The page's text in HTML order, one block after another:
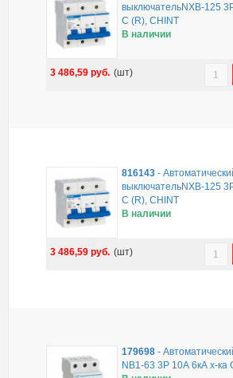
выключательNXB-125
C (R), CHINT
В наличии
3 486,59руб. (шт)
816143 -
выключательNXB-125
C (R), CHINT
В наличии
3 486,59руб. (шт)
179698 -
NB1-63 3P 10А 6кА х-ка